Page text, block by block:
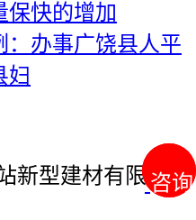
咨询
咨询
保快的增加
：办事广饶县人平
妇
新型建材有限公